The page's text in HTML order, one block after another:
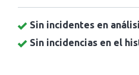
Sin incidentes en
Sin incidencias en el